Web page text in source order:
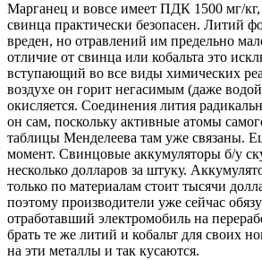
Марганец и вовсе имеет ПДК 1500 мг/кг,
свинца практически безопасен. Литий
вреден, но отравлений им предельно
отличие от свинца или кобальта это
вступающий во все виды химических
воздухе он горит негасимым (даже
окисляется. Соединения лития
он сам, поскольку активные атомы
таблицы Менделеева там уже связаны.
момент. Свинцовые аккумуляторы б/у
несколько долларов за штуку.
только по материалам стоит тысячи
поэтому производители уже сейчас
отработавший электромобиль на
брать те же литий и кобальт для своих
на эти металлы и так кусаются.